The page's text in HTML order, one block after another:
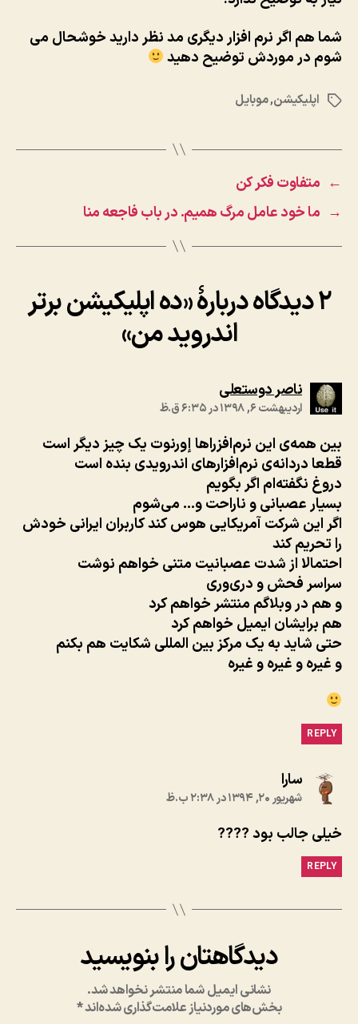
شما هم اگر نرم افزار دیگری مد نظر دارید خوشحال می
شوم در موردش توضیح دهید
برچسب‌ها
اپلیکیشن,موبایل
← متفاوت فکر کن
→ ما خود عامل مرگ همیم. در باب فاجعه منا
۲ دیدگاه دربارهٔ « ده اپلیکیشن برتر
اندروید من»
ناصر دوستعلی
اردیبهشت ۶, ۱۳۹۸ در ۶:۳۵ ق.ظ
بین همه‌ی این نرم‌افزراها إورنوت یک چیز دیگر است
قطعا دردانه‌ی نرم‌افزارهای اندرویدی بنده است
دروغ نگفته‌ام اگر بگویم
بسیار عصبانی و ناراحت و… می‌شوم
اگر این شرکت آمریکایی هوس کند کاربران ایرانی خودش
را تحریم کند
احتمالا از شدت عصبانیت متنی خواهم نوشت
سراسر فحش و دری‌وری
و هم در وبلاگم منتشر خواهم کرد
هم برایشان ایمیل خواهم کرد
حتی شاید به یک مرکز بین المللی شکایت هم بکنم
و غیره و غیره و غیره
REPLY
سارا
:
شهریور ۲۰, ۱۳۹۴ در ۲:۳۸ ب.ظ
خیلی جالب بود ????
REPLY
دیدگاهتان را بنویسید
نشانی ایمیل شما منتشر نخواهد شد.
بخش‌های موردنیاز علامت‌گذاری شده‌اند*